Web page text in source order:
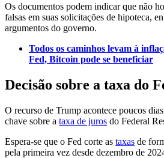
Os documentos podem indicar que não
falsas em suas solicitações de hipoteca,
argumentos do governo.
Todos os caminhos levam à
Fed, Bitcoin pode se beneficiar
Decisão sobre a taxa do
O recurso de Trump acontece poucos
chave sobre a taxa de juros do Federal
Espera-se que o Fed corte as taxas de
pela primeira vez desde dezembro de